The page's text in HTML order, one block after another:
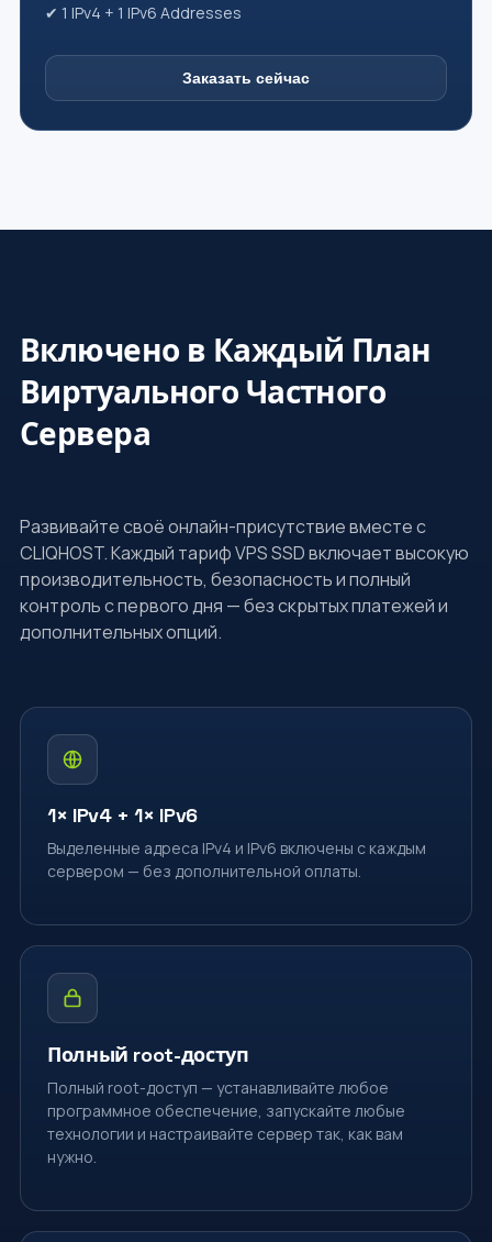
✔ 1 IPv4 + 1 IPv6 Addresses
Заказать сейчас
Включено в Каждый План
Виртуального Частного
Сервера
Развивайте своё онлайн-присутствие вместе с
CLIQHOST. Каждый тариф VPS SSD включает высокую
производительность, безопасность и полный
контроль с первого дня — без скрытых платежей и
дополнительных опций.
1× IPv4 + 1× IPv6
Выделенные адреса IPv4 и IPv6 включены с каждым
сервером — без дополнительной оплаты.
Полный root-доступ
Полный root-доступ — устанавливайте любое
программное обеспечение, запускайте любые
технологии и настраивайте сервер так, как вам
нужно.